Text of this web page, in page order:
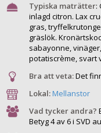
Typiska maträtter:
inlagd citron. Lax
gras,
gräslök.
sabayonne,
potatiscrème, svart
Bra att veta:Det
Lokal:Mellanstor
Vad tycker andra?
Betyg 4 av 6 i SVD